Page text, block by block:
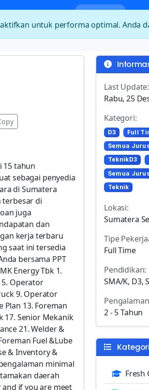
15 tahun
sebagai penyedia
di Sumatera
terbesar di
juga
dan
kerja terbaru
saat ini tersedia
bersama PPT
Energy Tbk 1.
Operator
9. Operator
Plan 13. Foreman
17. Senior Mekanik
21. Welder &
Fuel &Lube
& Inventory &
minimal
daerah
if you are meet
Last Update:
Rabu, 25
Kategori:
D3 Full
Semua
TeknikD3
Semua
Teknik
Lokasi:
Sumatera
Tipe
Full Time
Pendidikan:
SMA/K, D3,
2 - 5 Tahun
Fresh
untuk performa optimal. Anda